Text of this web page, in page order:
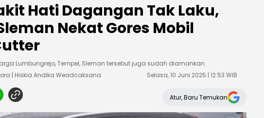
Hati Dagangan Tak Laku,
Nekat Gores Mobil
Lumbungrejo, Tempel, Sleman tersebut juga sudah diamankan.
| Hiskia Andika Weadcaksana
Selasa, 10 Juni 2025 | 12:53 WIB
Atur, Baru Temukan